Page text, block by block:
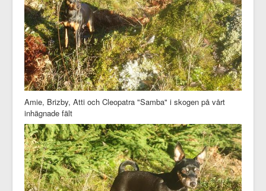
Amie, Brizby, Atti och Cleopatra "Samba" i skogen på vårt
inhägnade fält